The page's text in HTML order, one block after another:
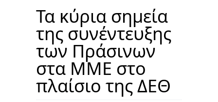
Τα κύρια σημεία
της συνέντευξης
των Πράσινων
στα ΜΜΕ στο
πλαίσιο της ΔΕΘ